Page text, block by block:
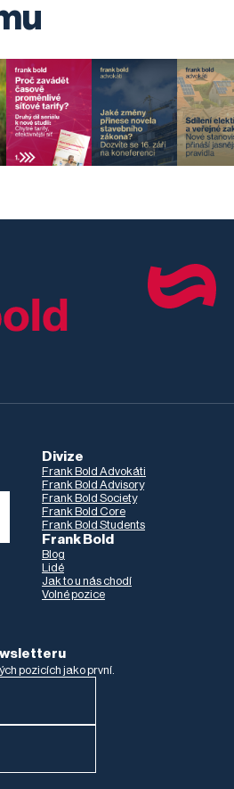
Divize
Frank Bold Advokáti
Frank Bold Advisory
Frank Bold Society
Frank Bold Core
Frank Bold Students
Frank Bold
Blog
Lidé
Jak to u nás chodí
Volné pozice
pozicích jako první.